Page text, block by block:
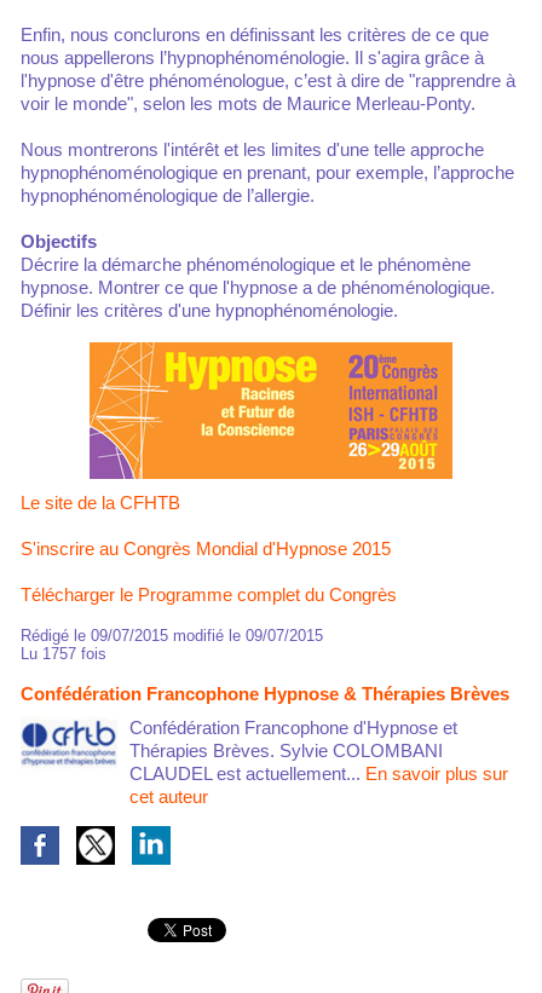
Enfin, nous conclurons en définissant les critères de ce que
nous appellerons l’hypnophénoménologie. Il s'agira grâce à
l'hypnose d'être phénoménologue, c’est à dire de "rapprendre à
voir le monde", selon les mots de Maurice Merleau-Ponty.
Nous montrerons l'intérêt et les limites d'une telle approche
hypnophénoménologique en prenant, pour exemple, l’approche
hypnophénoménologique de l’allergie.
Objectifs
Décrire la démarche phénoménologique et le phénomène
hypnose. Montrer ce que l'hypnose a de phénoménologique.
Définir les critères d'une hypnophénoménologie.
Le site de la CFHTB
S'inscrire au Congrès Mondial d'Hypnose 2015
Télécharger le Programme complet du Congrès
Rédigé le 09/07/2015 modifié le 09/07/2015
Lu 1757 fois
Confédération Francophone Hypnose & Thérapies Brèves
Confédération Francophone d'Hypnose et
Thérapies Brèves. Sylvie COLOMBANI
CLAUDEL est actuellement... En savoir plus sur
cet auteur